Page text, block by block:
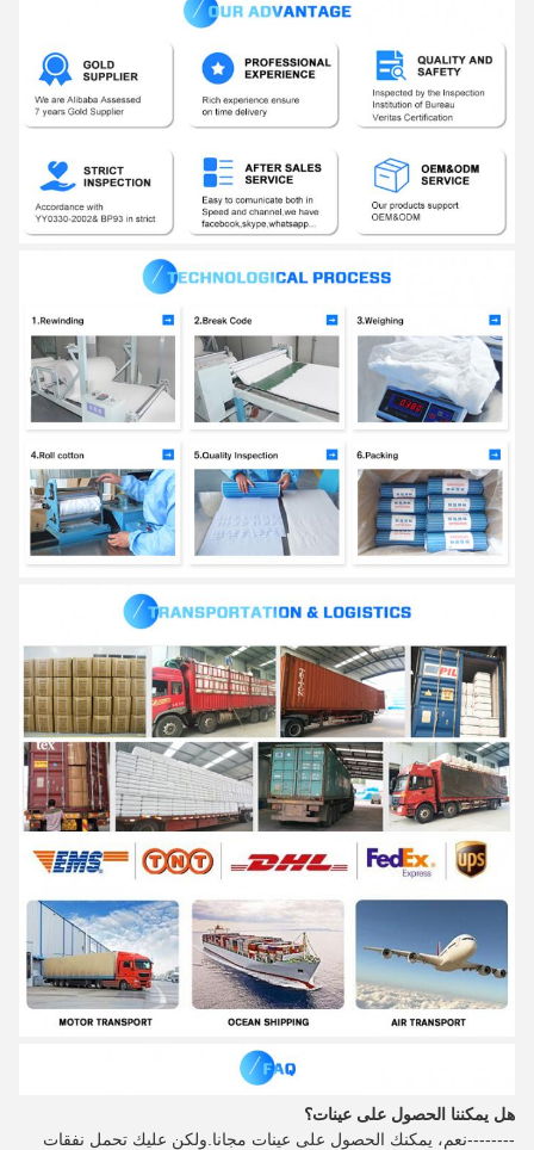
هل يمكننا الحصول على عينات؟
--------نعم، يمكنك الحصول على عينات مجانا.ولكن عليك تحمل نفقات